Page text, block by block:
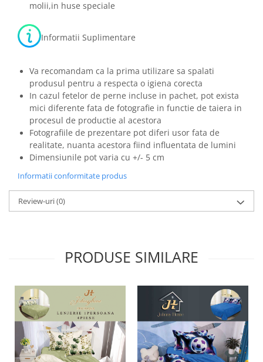
molii,in huse speciale
Informatii Suplimentare
Va recomandam ca la prima utilizare sa spalati
produsul pentru a respecta o igiena corecta
In cazul fetelor de perne incluse in pachet, pot exista
mici diferente fata de fotografie in functie de taiera in
procesul de productie al acestora
Fotografiile de prezentare pot diferi usor fata de
realitate, nuanta acestora fiind influentata de lumini
Dimensiunile pot varia cu +/- 5 cm
Informatii conformitate produs
Review-uri(0)
PRODUSE SIMILARE